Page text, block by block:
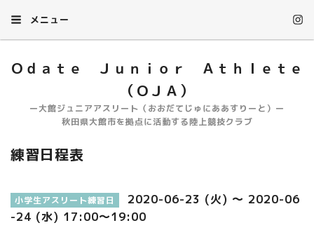
メニュー
Ｏｄａｔｅ Ｊｕｎｉｏｒ Ａｔｈｌｅｔｅ
（ＯＪＡ）
ー大館ジュニアアスリート（おおだてじゅにああすりーと）ー
秋田県大館市を拠点に活動する陸上競技クラブ
練習日程表
小学生アスリート練習日
2020-06-23 (火) ～ 2020-06
-24 (水) 17:00～19:00